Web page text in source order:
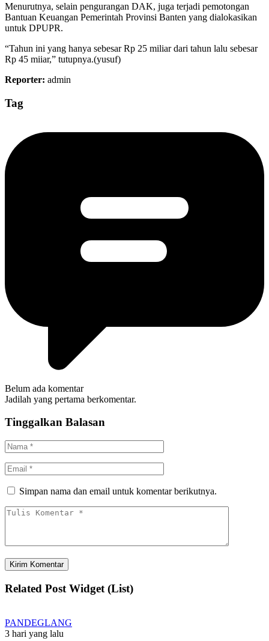
Menurutnya, selain pengurangan DAK, juga terjadi pemotongan
Bantuan Keuangan Pemerintah Provinsi Banten yang dialokasikan
untuk DPUPR.
“Tahun ini yang hanya sebesar Rp 25 miliar dari tahun lalu sebesar
Rp 45 miiar,” tutupnya.(yusuf)
Reporter: admin
Tag
Belum ada komentar
Jadilah yang pertama berkomentar.
Tinggalkan Balasan
Simpan nama dan email untuk komentar berikutnya.
Related Post Widget (List)
PANDEGLANG
3 hari yang lalu